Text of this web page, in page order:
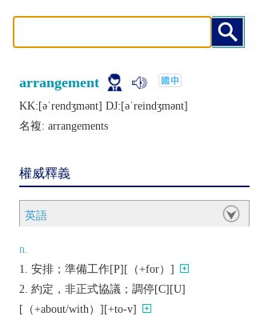
arrangement
KK:[ǝˈrеndʒmǝnt] DJ:[ǝˈrеindʒmǝnt]
名複: arrangements
權威釋義
英語
n.
安排；準備工作[P][（+for）]
約定，非正式協議；調停[C][U]
[（+about/with）][+to-v]